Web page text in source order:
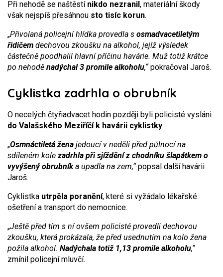
Při nehodě se naštěstí nikdo nezranil, materiální škody
však nejspíš přesáhnou sto tisíc korun.
„Přivolaná policejní hlídka provedla s osmadvacetiletým
řidičem dechovou zkoušku na alkohol, jejíž výsledek
částečně poodhalil hlavní příčinu havárie. Muž totiž krátce
po nehodě nadýchal 3 promile alkoholu,“pokračoval Jaroš.
Cyklistka zadrhla o obrubník
O necelých čtyřiadvacet hodin později byli policisté vysláni
do Valašského Meziříčí k havárii cyklistky.
„Osmnáctiletá žena jedoucí v neděli před půlnocí na
sdíleném kolezadrhla při sjíždění z chodníku šlapátkem o
vyvýšený obrubníka upadla na zem,“popsal další havárii
Jaroš.
Cyklistka utrpěla poranění, které si vyžádalo lékařské
ošetření a transport do nemocnice.
„Ještě před tím s ní ovšem policisté provedli dechovou
zkoušku, která prokázala, že před usednutím na kolo žena
požila alkohol. Nadýchala totiž 1,13 promile alkoholu,“
zmínil policejní mluvčí.